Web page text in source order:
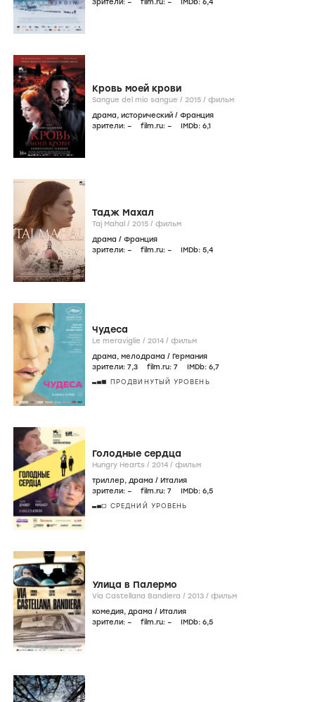
Кровь моей крови
Sangue del mio sangue / 2015 / фильм
драма, исторический / Франция
зрители: – film.ru: – IMDb: 6,1
Тадж Махал
Taj Mahal / 2015 / фильм
драма / Франция
зрители: – film.ru: – IMDb: 5,4
Чудеса
Le meraviglie / 2014 / фильм
драма, мелодрама / Германия
зрители: 7,3 film.ru: 7 IMDb: 6,7
ПРОДВИНУТЫЙ УРОВЕНЬ
Голодные сердца
Hungry Hearts / 2014 / фильм
триллер, драма / Италия
зрители: – film.ru: 7 IMDb: 6,5
СРЕДНИЙ УРОВЕНЬ
Улица в Палермо
Via Castellana Bandiera / 2013 / фильм
комедия, драма / Италия
зрители: – film.ru: – IMDb: 6,5